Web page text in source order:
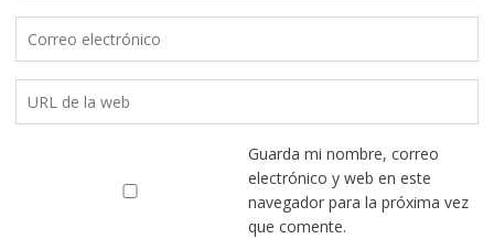
Guarda mi nombre, correo
electrónico y web en este
navegador para la próxima vez
que comente.